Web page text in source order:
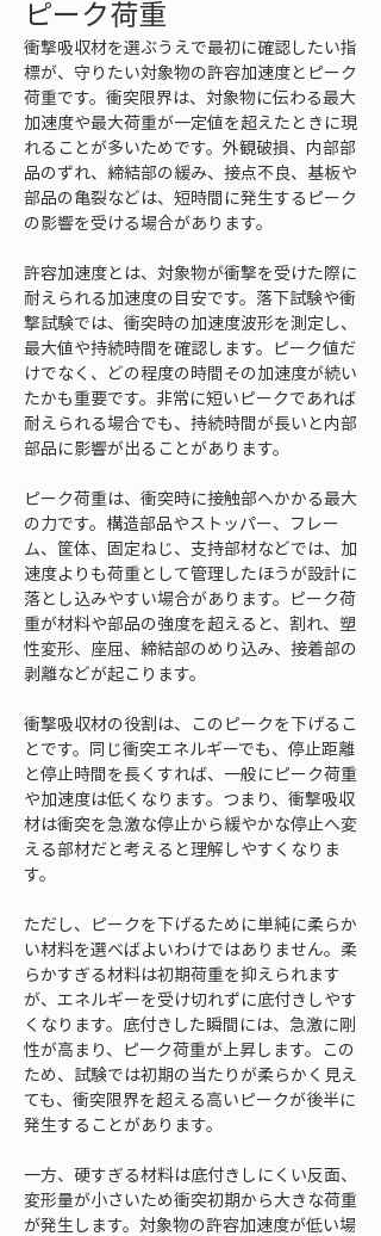
ピーク荷重
衝撃吸収材を選ぶうえで最初に確認したい指
標が、守りたい対象物の許容加速度とピーク
荷重です。衝突限界は、対象物に伝わる最大
加速度や最大荷重が一定値を超えたときに現
れることが多いためです。外観破損、内部部
品のずれ、締結部の緩み、接点不良、基板や
部品の亀裂などは、短時間に発生するピーク
の影響を受ける場合があります。
許容加速度とは、対象物が衝撃を受けた際に
耐えられる加速度の目安です。落下試験や衝
撃試験では、衝突時の加速度波形を測定し、
最大値や持続時間を確認します。ピーク値だ
けでなく、どの程度の時間その加速度が続い
たかも重要です。非常に短いピークであれば
耐えられる場合でも、持続時間が長いと内部
部品に影響が出ることがあります。
ピーク荷重は、衝突時に接触部へかかる最大
の力です。構造部品やストッパー、フレー
ム、筐体、固定ねじ、支持部材などでは、加
速度よりも荷重として管理したほうが設計に
落とし込みやすい場合があります。ピーク荷
重が材料や部品の強度を超えると、割れ、塑
性変形、座屈、締結部のめり込み、接着部の
剥離などが起こります。
衝撃吸収材の役割は、このピークを下げるこ
とです。同じ衝突エネルギーでも、停止距離
と停止時間を長くすれば、一般にピーク荷重
や加速度は低くなります。つまり、衝撃吸収
材は衝突を急激な停止から緩やかな停止へ変
える部材だと考えると理解しやすくなりま
す。
ただし、ピークを下げるために単純に柔らか
い材料を選べばよいわけではありません。柔
らかすぎる材料は初期荷重を抑えられます
が、エネルギーを受け切れずに底付きしやす
くなります。底付きした瞬間には、急激に剛
性が高まり、ピーク荷重が上昇します。この
ため、試験では初期の当たりが柔らかく見え
ても、衝突限界を超える高いピークが後半に
発生することがあります。
一方、硬すぎる材料は底付きしにくい反面、
変形量が小さいため衝突初期から大きな荷重
が発生します。対象物の許容加速度が低い場